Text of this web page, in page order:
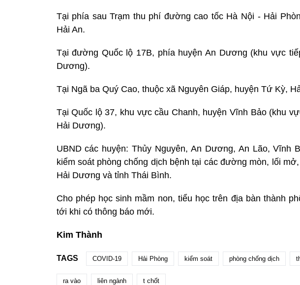
Tại phía sau Trạm thu phí đường cao tốc Hà Nội - Hải
Hải An.
Tại đường Quốc lộ 17B, phía huyện An Dương (khu vực
Dương).
Tại Ngã ba Quý Cao, thuộc xã Nguyên Giáp, huyện Tứ Kỳ,
Tại Quốc lộ 37, khu vực cầu Chanh, huyện Vĩnh Bảo (khu
Hải Dương).
UBND các huyện: Thủy Nguyên, An Dương, An Lão, Vĩnh
kiểm soát phòng chống dịch bệnh tại các đường mòn, lối
Hải Dương và tỉnh Thái Bình.
Cho phép học sinh mầm non, tiểu học trên địa bàn thành
tới khi có thông báo mới.
Kim Thành
TAGS COVID-19 Hải Phòng kiểm soát phòng chống dịch
ra vào liên ngành t chốt